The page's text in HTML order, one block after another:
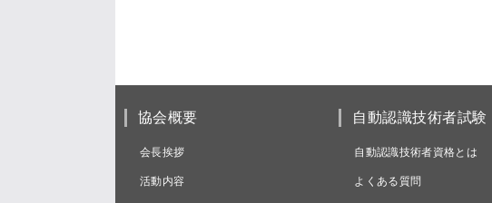
協会概要
会長挨拶
活動内容
自動認識技術者試験
自動認識技術者資格とは
よくある質問